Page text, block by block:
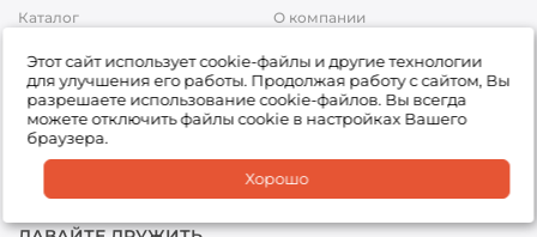
Каталог
Топливо
Сервис
Подбор товара
Доставка
Офисы
О компании
Условия доставки и возврата
товара
Обработка персональных
данных
Этот сайт использует cookie-файлы и другие технологии
для улучшения его работы. Продолжая работу с сайтом, Вы
разрешаете использование cookie-файлов. Вы всегда
можете отключить файлы cookie в настройках Вашего
браузера.
Хорошо